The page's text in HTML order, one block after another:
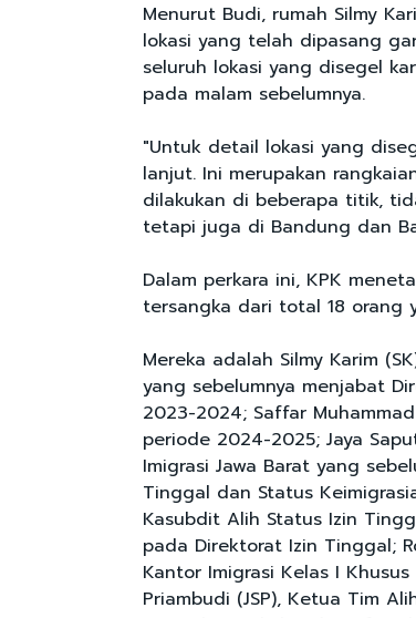
Menurut Budi, rumah Silmy
lokasi yang telah dipasang
seluruh lokasi yang disegel
pada malam sebelumnya.
"Untuk detail lokasi yang
lanjut. Ini merupakan
dilakukan di beberapa titik,
tetapi juga di Bandung dan
Dalam perkara ini, KPK
tersangka dari total 18 orang
Mereka adalah Silmy Karim
yang sebelumnya menjabat
2023-2024; Saffar
periode 2024-2025; Jaya
Imigrasi Jawa Barat yang
Tinggal dan Status
Kasubdit Alih Status Izin
pada Direktorat Izin Tinggal;
Kantor Imigrasi Kelas I
Priambudi (JSP), Ketua Tim